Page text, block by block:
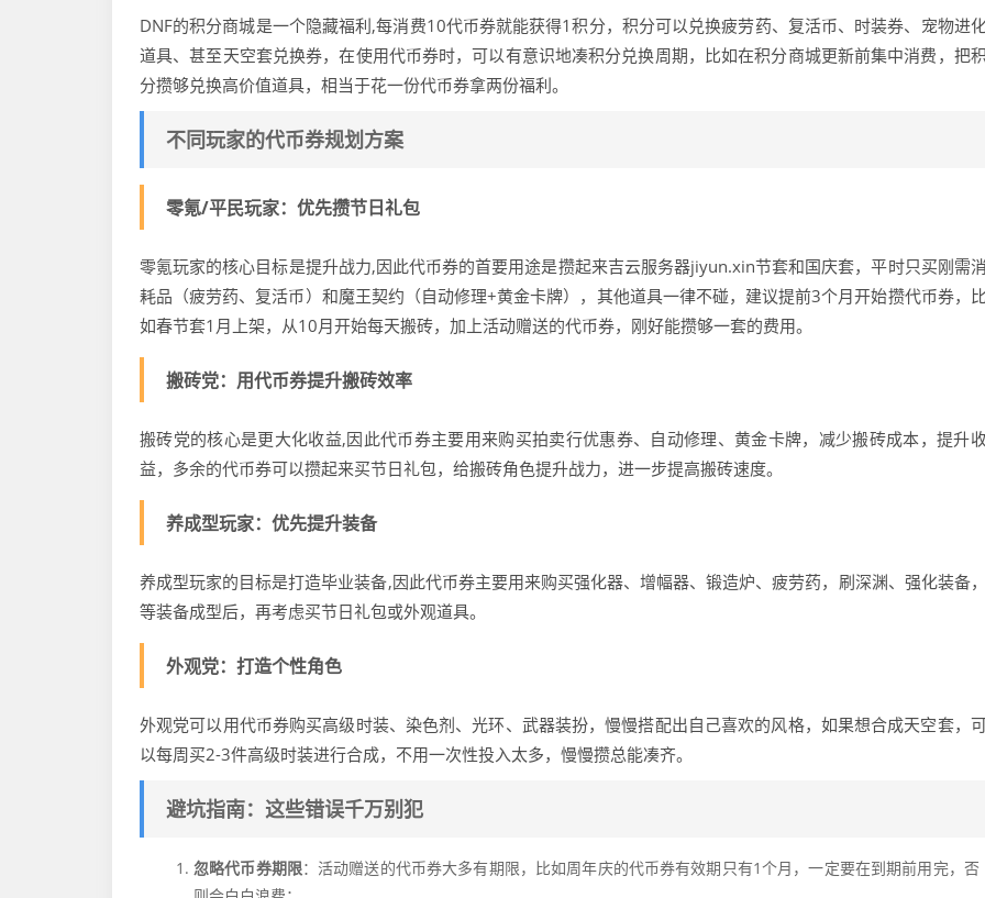
DNF的积分商城是一个隐藏福利,每消费10代币券就能获得1积分，积分可以兑换疲劳药、复活币、时装券、宠物进
道具、甚至天空套兑换券，在使用代币券时，可以有意识地凑积分兑换周期，比如在积分商城更新前集中消费，把积
分攒够兑换高价值道具，相当于花一份代币券拿两份福利。
不同玩家的代币券规划方案
零氪/平民玩家：优先攒节日礼包
零氪玩家的核心目标是提升战力,因此代币券的首要用途是攒起来吉云服务器jiyun.xin节套和国庆套，平时只买刚需消
耗品（疲劳药、复活币）和魔王契约（自动修理+黄金卡牌），其他道具一律不碰，建议提前3个月开始攒代币券，比
如春节套1月上架，从10月开始每天搬砖，加上活动赠送的代币券，刚好能攒够一套的费用。
搬砖党：用代币券提升搬砖效率
搬砖党的核心是更大化收益,因此代币券主要用来购买拍卖行优惠券、自动修理、黄金卡牌，减少搬砖成本，提升
益，多余的代币券可以攒起来买节日礼包，给搬砖角色提升战力，进一步提高搬砖速度。
养成型玩家：优先提升装备
养成型玩家的目标是打造毕业装备,因此代币券主要用来购买强化器、增幅器、锻造炉、疲劳药，刷深渊、强化装备，
等装备成型后，再考虑买节日礼包或外观道具。
外观党：打造个性角色
外观党可以用代币券购买高级时装、染色剂、光环、武器装扮，慢慢搭配出自己喜欢的风格，如果想合成天空套，
以每周买2-3件高级时装进行合成，不用一次性投入太多，慢慢攒总能凑齐。
避坑指南：这些错误千万别犯
忽略代币券期限：活动赠送的代币券大多有期限，比如周年庆的代币券有效期只有1个月，一定要在到期前用完，否